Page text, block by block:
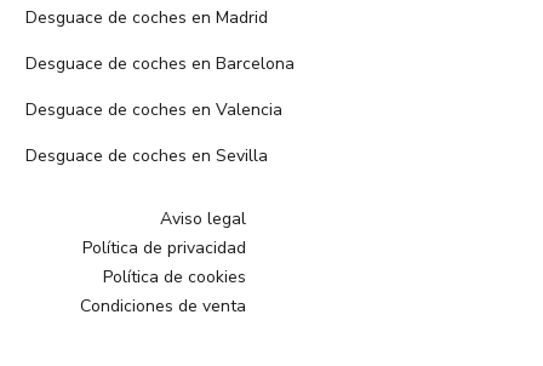
Desguace de coches en Madrid
Desguace de coches en Barcelona
Desguace de coches en Valencia
Desguace de coches en Sevilla
Aviso legal
Política de privacidad
Política de cookies
Condiciones de venta